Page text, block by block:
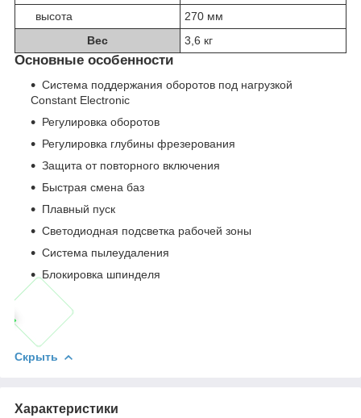
высота
270 мм
Вес
3,6 кг
Основные особенности
Система поддержания оборотов под нагрузкой
Constant Electronic
Регулировка оборотов
Регулировка глубины фрезерования
Защита от повторного включения
Быстрая смена баз
Плавный пуск
Светодиодная подсветка рабочей зоны
Система пылеудаления
Блокировка шпинделя
Скрыть
Характеристики